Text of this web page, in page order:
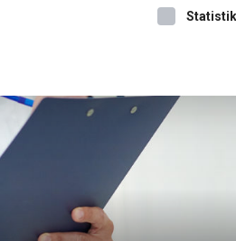
erteilt werden kann. Die erste